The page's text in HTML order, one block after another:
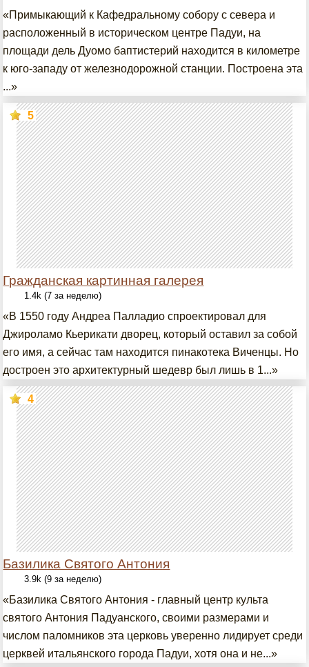
«Примыкающий к Кафедральному собору с севера и
расположенный в историческом центре Падуи, на
площади дель Дуомо баптистерий находится в километре
к юго-западу от железнодорожной станции. Построена эта
...»
Гражданская картинная галерея
5
1.4k (7 за неделю)
«В 1550 году Андреа Палладио спроектировал для
Джироламо Кьерикати дворец, который оставил за собой
его имя, а сейчас там находится пинакотека Виченцы. Но
достроен это архитектурный шедевр был лишь в 1...»
Базилика Святого Антония
4
3.9k (9 за неделю)
«Базилика Святого Антония - главный центр культа
святого Антония Падуанского, своими размерами и
числом паломников эта церковь уверенно лидирует среди
церквей итальянского города Падуи, хотя она и не...»